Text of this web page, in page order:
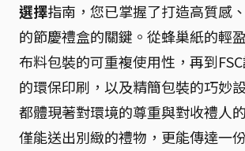
選擇指南，您已掌握了打造高質感
的節慶禮盒的關鍵。從蜂巢紙的輕
布料包裝的可重複使用性，再到
的環保印刷，以及精簡包裝的巧妙
都體現著對環境的尊重與對收禮人
僅能送出別緻的禮物，更能傳達一